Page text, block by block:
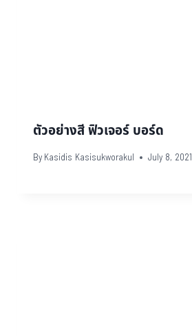
ตัวอย่างสี ฟิวเจอร์ บอร์ด
By Kasidis Kasisukworakul July 8, 2021